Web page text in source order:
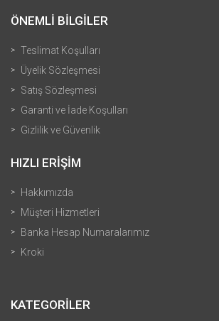
ÖNEMLİ BİLGİLER
Teslimat Koşulları
Üyelik Sözleşmesi
Satış Sözleşmesi
Garanti ve İade Koşulları
Gizlilik ve Güvenlik
HIZLI ERİŞİM
Hakkımızda
Müşteri Hizmetleri
Banka Hesap Numaralarımız
Kroki
KATEGORİLER